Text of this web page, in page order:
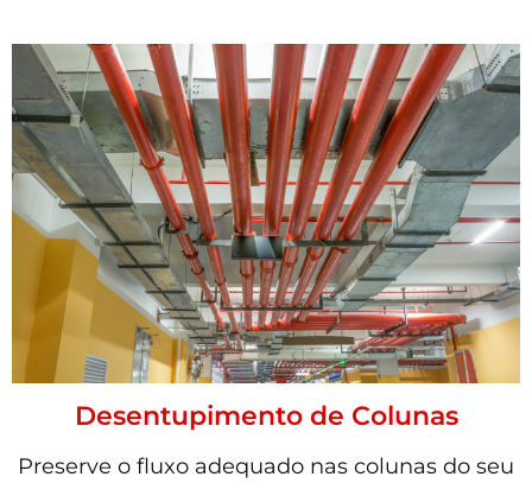
Desentupimento de Colunas
Preserve o fluxo adequado nas colunas do seu